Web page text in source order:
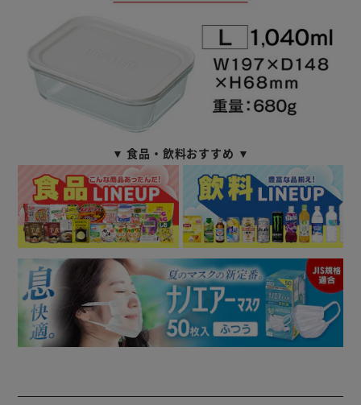
▼ 食品・飲料おすすめ ▼